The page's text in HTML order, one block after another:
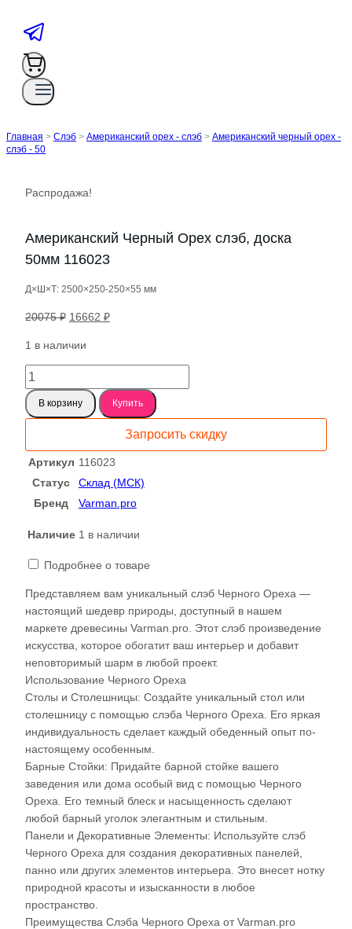
Главная > Слэб > Американский орех - слэб > Американский черный орех -
слэб - 50
Распродажа!
Американский Черный Орех слэб, доска
50мм 116023
Д×Ш×Т: 2500×250-250×55 мм
20075₽ Первоначальная
составляла
20075 ₽.
16662 ₽Текущая
1 в наличии
Количество
товара
Американский
Черный
слэб,
доска
116023
В корзину Купить
Запросить скидку
Артикул 116023
Статус
Склад (МСК)
Бренд
Varman.pro
Наличие 1 в наличии
Подробнее о товаре
Представляем вам уникальный слэб Черного Ореха —
настоящий шедевр природы, доступный в нашем
маркете древесины Varman.pro. Этот слэб произведение
искусства, которое обогатит ваш интерьер и добавит
неповторимый шарм в любой проект.
Использование Черного Ореха
Столы и Столешницы: Создайте уникальный стол или
столешницу с помощью слэба Черного Ореха. Его яркая
индивидуальность сделает каждый обеденный опыт по-
настоящему особенным.
Барные Стойки: Придайте барной стойке вашего
заведения или дома особый вид с помощью Черного
Ореха. Его темный блеск и насыщенность сделают
любой барный уголок элегантным и стильным.
Панели и Декоративные Элементы: Используйте слэб
Черного Ореха для создания декоративных панелей,
панно или других элементов интерьера. Это внесет нотку
природной красоты и изысканности в любое
пространство.
Преимущества Слэба Черного Ореха от Varman.pro